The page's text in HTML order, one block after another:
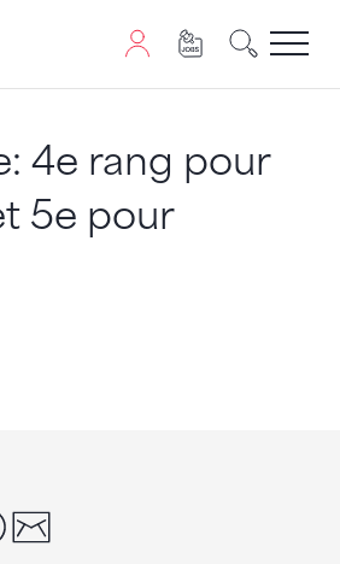
Seite wird JavaScript benötigt.
4e rang pour
5e pour
whatsapp